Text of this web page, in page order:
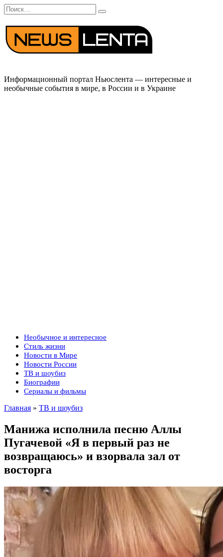
Перейти
к
содержанию
Search
for:
Информационный портал Ньюслента — интересные и
необычные события в мире, в России и в Украине
Необычное и интересное
Стиль жизни
Новости в Мире
Новости России
ТВ и шоубиз
Биографии
Сериалы и фильмы
Главная » ТВ и шоубиз
Манижа исполнила песню Аллы
Пугачевой «Я в первый раз не
возвращаюсь» и взорвала зал от
восторга